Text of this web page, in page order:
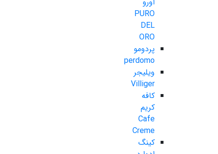
PURO
DEL
ORO
پردومو
perdomo
ویلیجر
Villiger
کافه
کریم
Cafe
Creme
کینگ